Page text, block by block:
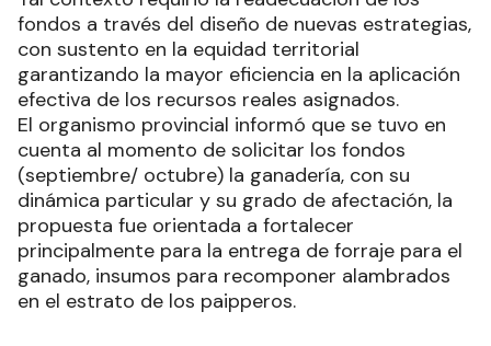
fondos a través del diseño de nuevas estrategias,
con sustento en la equidad territorial
garantizando la mayor eficiencia en la aplicación
efectiva de los recursos reales asignados.
El organismo provincial informó que se tuvo en
cuenta al momento de solicitar los fondos
(septiembre/ octubre) la ganadería, con su
dinámica particular y su grado de afectación, la
propuesta fue orientada a fortalecer
principalmente para la entrega de forraje para el
ganado, insumos para recomponer alambrados
en el estrato de los paipperos.